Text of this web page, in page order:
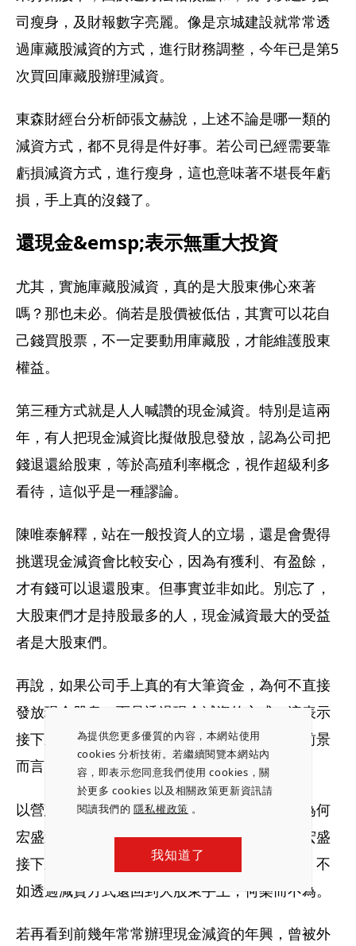
為提供您更多優質的內容，本網站使用
cookies 分析技術。若繼續閱覽本網站內
容，即表示您同意我們使用 cookies，關
於更多 cookies 以及相關政策更新資訊請
閱讀我們的隱私權政策 。
我知道了
司瘦身，及財報數字亮麗。像是京城建設就常常透
過庫藏股減資的方式，進行財務調整，今年已是第5
次買回庫藏股辦理減資。
東森財經台分析師張文赫說，上述不論是哪一類的
減資方式，都不見得是件好事。若公司已經需要靠
虧損減資方式，進行瘦身，這也意味著不堪長年虧
損，手上真的沒錢了。
還現金&emsp;表示無重大投資
尤其，實施庫藏股減資，真的是大股東佛心來著
嗎？那也未必。倘若是股價被低估，其實可以花自
己錢買股票，不一定要動用庫藏股，才能維護股東
權益。
第三種方式就是人人喊讚的現金減資。特別是這兩
年，有人把現金減資比擬做股息發放，認為公司把
錢退還給股東，等於高殖利率概念，視作超級利多
看待，這似乎是一種謬論。
陳唯泰解釋，站在一般投資人的立場，還是會覺得
挑選現金減資會比較安心，因為有獲利、有盈餘，
才有錢可以退還股東。但事實並非如此。別忘了，
大股東們才是持股最多的人，現金減資最大的受益
者是大股東們。
再說，如果公司手上真的有大筆資金，為何不直接
發放現金股息，而是透過現金減資的方式，這表示
接下來可能也沒什麼重大的投資案，這對公司前景
而言，未必是一件利多消息。
以營建股宏盛為例，若把現金減資視作利多，為何
宏盛這兩年股價卻是一蹶不振。減資動作透露宏盛
接下來沒有太多的機會點，與其將錢留在公司，不
如透過減資方式還回到大股東手上，何樂而不為。
若再看到前幾年常常辦理現金減資的年興，曾被外